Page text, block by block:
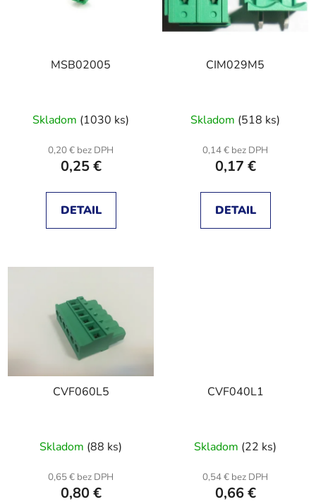
MSB02005
Skladom (1030 ks)
0,20 € bez DPH
0,25 €
DETAIL
CIM029M5
Skladom (518 ks)
0,14 € bez DPH
0,17 €
DETAIL
CVF060L5
Skladom (88 ks)
0,65 € bez DPH
0,80 €
CVF040L1
Skladom (22 ks)
0,54 € bez DPH
0,66 €